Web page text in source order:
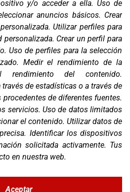
y/o acceder a ella. Uso de
anuncios básicos. Crear
.Utilizar perfiles para
personalizada. Crear un perfil para
. Uso de perfiles para la selección
. Medir el rendimiento de la
rendimiento del contenido.
de estadísticas o a través de
de diferentes fuentes.
servicios.Uso de datos limitados
el contenido. Utilizar datos de
. Identificar los dispositivos
solicitada activamente. Tus
en nuestra web.
Aceptar